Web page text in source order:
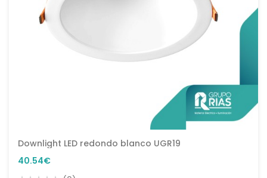
Downlight LED redondo blanco UGR19
40.54€